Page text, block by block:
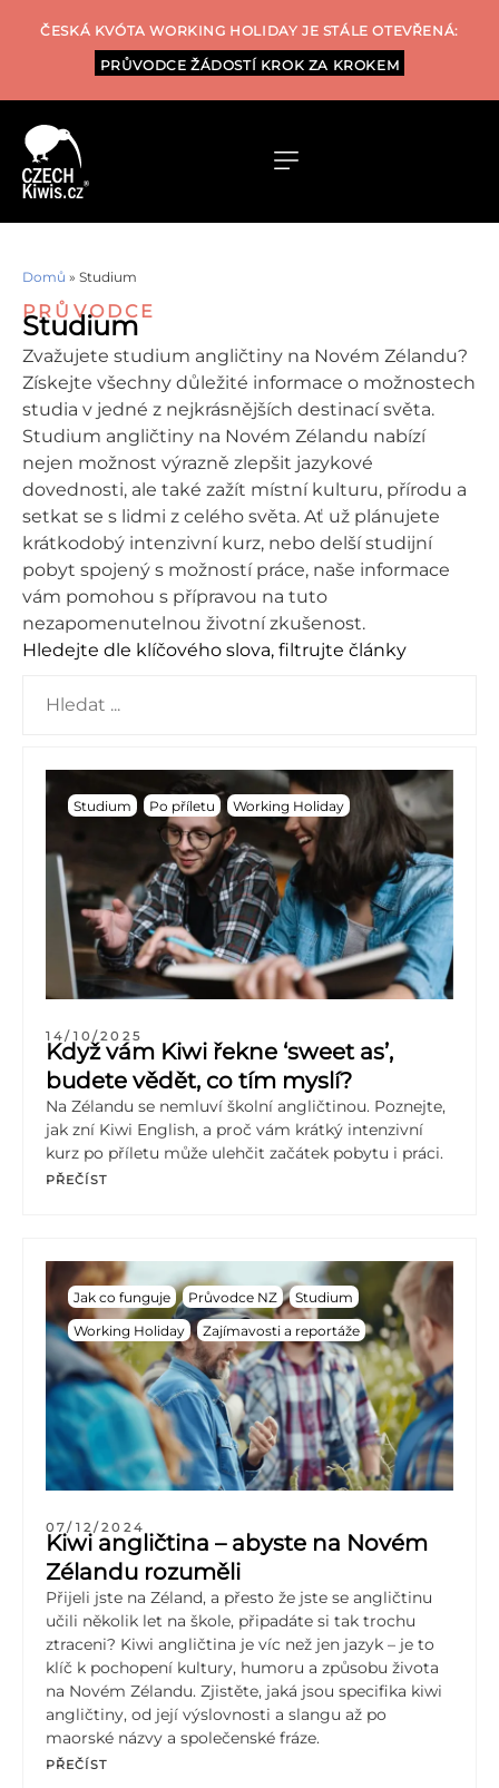
ČESKÁ KVÓTA WORKING HOLIDAY JE STÁLE OTEVŘENÁ:
PRŮVODCE ŽÁDOSTÍ KROK ZA KROKEM
Domů » Studium
PRŮVODCE
Studium
Zvažujete studium angličtiny na Novém Zélandu?
Získejte všechny důležité informace o možnostech
studia v jedné z nejkrásnějších destinací světa.
Studium angličtiny na Novém Zélandu nabízí
nejen možnost výrazně zlepšit jazykové
dovednosti, ale také zažít místní kulturu, přírodu a
setkat se s lidmi z celého světa. Ať už plánujete
krátkodobý intenzivní kurz, nebo delší studijní
pobyt spojený s možností práce, naše informace
vám pomohou s přípravou na tuto
nezapomenutelnou životní zkušenost.
Hledejte dle klíčového slova, filtrujte články
Studium Po příletu Working Holiday
14/10/2025
Když vám Kiwi řekne ‘sweet as’,
budete vědět, co tím myslí?
Na Zélandu se nemluví školní angličtinou. Poznejte,
jak zní Kiwi English, a proč vám krátký intenzivní
kurz po příletu může ulehčit začátek pobytu i práci.
PŘEČÍST
Jak co funguje Průvodce NZ
Studium
Working Holiday
Zajímavosti a reportáže
07/12/2024
Kiwi angličtina – abyste na Novém
Zélandu rozuměli
Přijeli jste na Zéland, a přesto že jste se angličtinu
učili několik let na škole, připadáte si tak trochu
ztraceni? Kiwi angličtina je víc než jen jazyk – je to
klíč k pochopení kultury, humoru a způsobu života
na Novém Zélandu. Zjistěte, jaká jsou specifika kiwi
angličtiny, od její výslovnosti a slangu až po
maorské názvy a společenské fráze.
PŘEČÍST